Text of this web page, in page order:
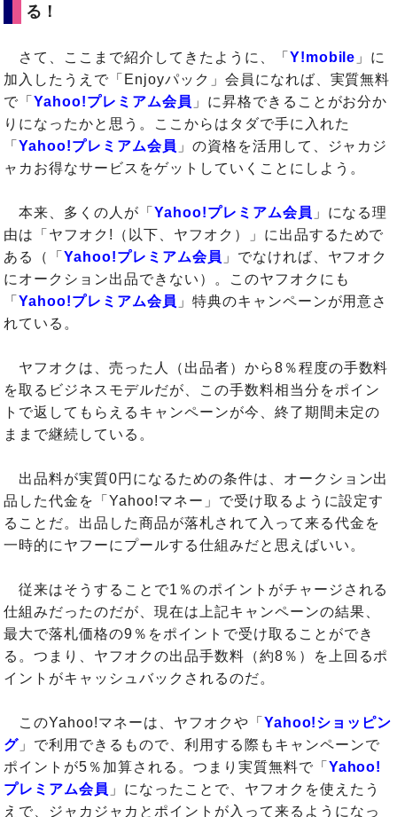
る！
さて、ここまで紹介してきたように、「 Y!mobile 」に
加入したうえで「Enjoyパック」会員になれば、実質無料
で「Yahoo!プレミアム会員 」に昇格できることがお分か
りになったかと思う。ここからはタダで手に入れた
「Yahoo!プレミアム会員 」の資格を活用して、ジャカジ
ャカお得なサービスをゲットしていくことにしよう。
本来、多くの人が「Yahoo!プレミアム会員 」になる理
由は「ヤフオク!（以下、ヤフオク）」に出品するためで
ある（「Yahoo!プレミアム会員 」でなければ、ヤフオク
にオークション出品できない）。このヤフオクにも
「Yahoo!プレミアム会員 」特典のキャンペーンが用意さ
れている。
ヤフオクは、売った人（出品者）から8％程度の手数料
を取るビジネスモデルだが、この手数料相当分をポイン
トで返してもらえるキャンペーンが今、終了期間未定の
ままで継続している。
出品料が実質0円になるための条件は、オークション出
品した代金を「Yahoo!マネー」で受け取るように設定す
ることだ。出品した商品が落札されて入って来る代金を
一時的にヤフーにプールする仕組みだと思えばいい。
従来はそうすることで1％のポイントがチャージされる
仕組みだったのだが、現在は上記キャンペーンの結果、
最大で落札価格の9％をポイントで受け取ることができ
る。つまり、ヤフオクの出品手数料（約8％）を上回るポ
イントがキャッシュバックされるのだ。
このYahoo!マネーは、ヤフオクや「 Yahoo!ショッピン
グ 」で利用できるもので、利用する際もキャンペーンで
ポイントが5％加算される。つまり実質無料で「 Yahoo!
プレミアム会員 」になったことで、ヤフオクを使えたう
えで、ジャカジャカとポイントが入って来るようになっ